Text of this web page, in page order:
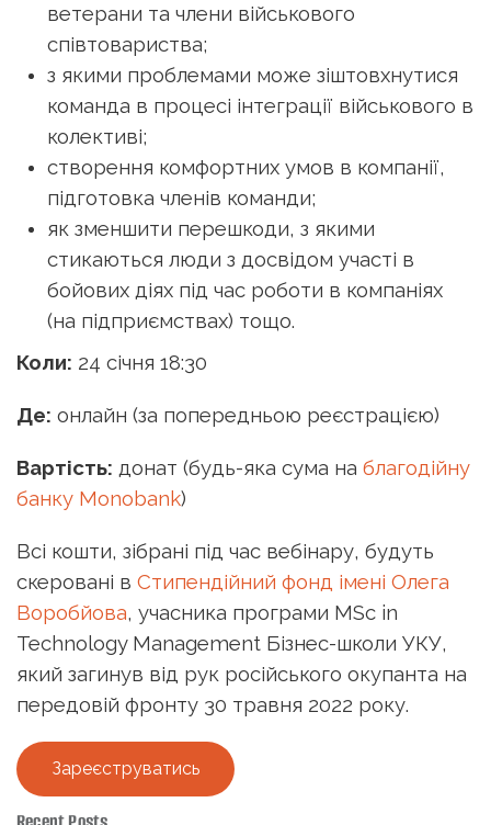
ветерани та члени військового
співтовариства;
з якими проблемами може зіштовхнутися
команда в процесі інтеграції військового в
колективі;
створення комфортних умов в компанії,
підготовка членів команди;
як зменшити перешкоди, з якими
стикаються люди з досвідом участі в
бойових діях під час роботи в компаніях
(на підприємствах) тощо.
Коли: 24 січня 18:30
Де: онлайн (за попередньою реєстрацією)
Вартість: донат (будь-яка сума на благодійну
банку Monobank)
Всі кошти, зібрані під час вебінару, будуть
скеровані в Стипендійний фонд імені Олега
Воробйова, учасника програми MSc in
Technology Management Бізнес-школи УКУ,
який загинув від рук російського окупанта на
передовій фронту 30 травня 2022 року.
Зареєструватись